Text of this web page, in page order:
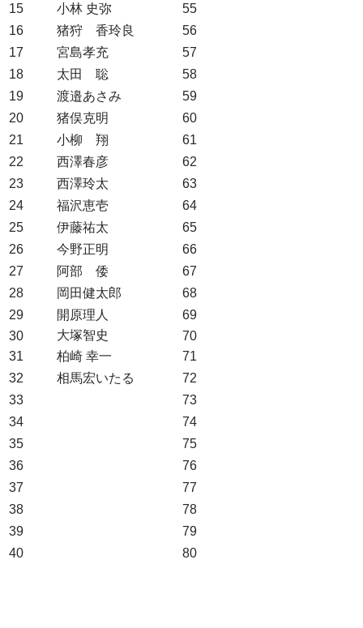
15
小林 史弥
55
16
猪狩 香玲良
56
17
宮島孝充
57
18
太田 聡
58
19
渡邉あさみ
59
20
猪俣克明
60
21
小柳 翔
61
22
西澤春彦
62
23
西澤玲太
63
24
福沢恵壱
64
25
伊藤祐太
65
26
今野正明
66
27
阿部 倭
67
28
岡田健太郎
68
29
開原理人
69
30
大塚智史
70
31
柏崎 幸一
71
32
相馬宏いたる
72
33
73
34
74
35
75
36
76
37
77
38
78
39
79
40
80